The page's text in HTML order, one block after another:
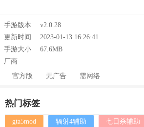
手游版本
v2.0.28
更新时间
2023-01-13 16:26:41
手游大小
67.6MB
厂商
官方版
无广告 需网络
热门标签
gta5mod 辐射4辅助 七日杀辅助